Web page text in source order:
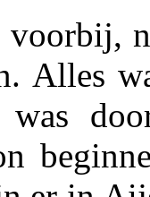
voorbij,
Alles
was